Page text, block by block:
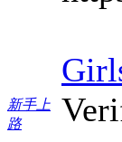
新手上
路